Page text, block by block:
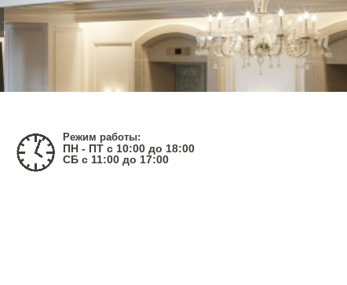
Режим работы:
ПН - ПТ с 10:00 до 18:00
СБ с 11:00 до 17:00